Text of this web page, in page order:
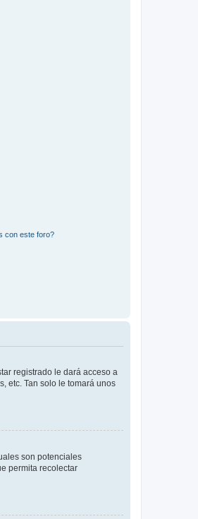
con este foro?
registrado le dará acceso a
etc. Tan solo le tomará unos
son potenciales
permita recolectar